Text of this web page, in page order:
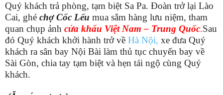
Quý khách trả phòng, tạm biệt Sa Pa. Đoàn trở lại Lào
Cai, ghé chợ Cốc Lếu mua sắm hàng lưu niệm, tham
quan chụp ảnh cửa khẩu Việt Nam – Trung Quốc.Sau
đó Quý khách khởi hành trở về Hà Nội, xe đưa Quý
khách ra sân bay Nội Bài làm thủ tục chuyến bay về
Sài Gòn, chia tay tạm biệt và hẹn tái ngộ cùng Quý
khách.